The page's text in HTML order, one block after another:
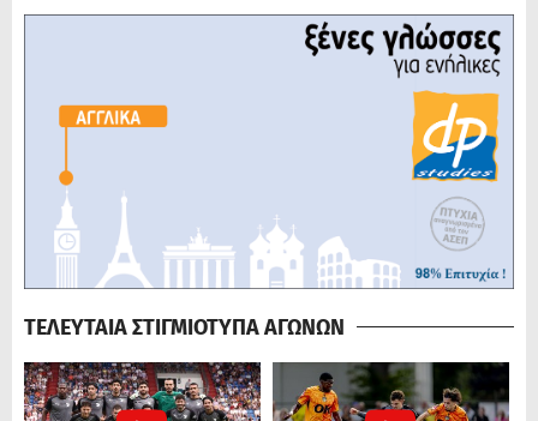
ΤΕΛΕΥΤΑΙΑ ΣΤΙΓΜΙΟΤΥΠΑ ΑΓΩΝΩΝ